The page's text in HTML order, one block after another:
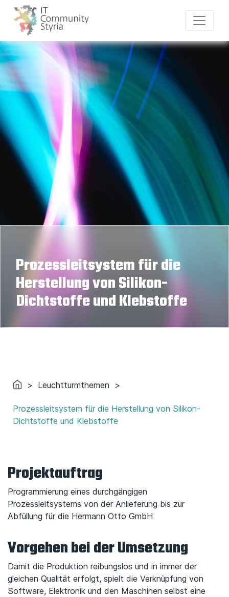
Prozessleitsystem für die
Herstellung von Silikon-
Dichtstoffe und Klebstoffe
> Leuchtturmthemen >
Prozessleitsystem für die Herstellung von Silikon-
Dichtstoffe und Klebstoffe
Projektauftrag
Programmierung eines durchgängigen
Prozessleitsystems von der Anlieferung bis zur
Abfüllung für die Hermann Otto GmbH
Vorgehen bei der Umsetzung
Damit die Produktion reibungslos und in immer der
gleichen Qualität erfolgt, spielt die Verknüpfung von
Software, Elektronik und den Maschinen selbst eine